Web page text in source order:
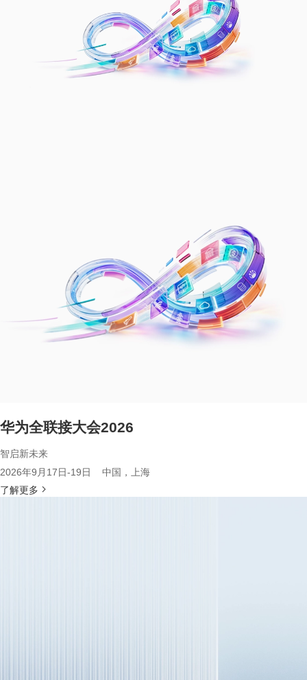
华为全联接大会2026
智启新未来
2026年9月17日-19日 中国，上海
了解更多